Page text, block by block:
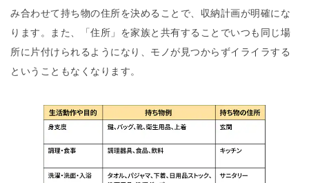
み合わせて持ち物の住所を決めることで、収納計画が明確にな
ります。また、「住所」を家族と共有することでいつも同じ場
所に片付けられるようになり、モノが見つからずイライラする
ということもなくなります。